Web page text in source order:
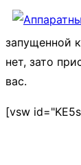
запущенной
нет, зато
вас.
[vsw